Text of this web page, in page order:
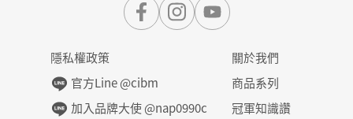
隱私權政策
官方Line @cibm
加入品牌大使 @nap0990c
關於我們
商品系列
冠軍知識讚